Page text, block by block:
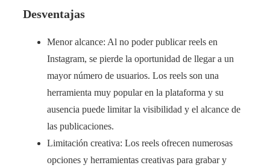
Desventajas
Menor alcance: Al no poder publicar reels en
Instagram, se pierde la oportunidad de llegar a un
mayor número de usuarios. Los reels son una
herramienta muy popular en la plataforma y su
ausencia puede limitar la visibilidad y el alcance de
las publicaciones.
Limitación creativa: Los reels ofrecen numerosas
opciones y herramientas creativas para grabar y